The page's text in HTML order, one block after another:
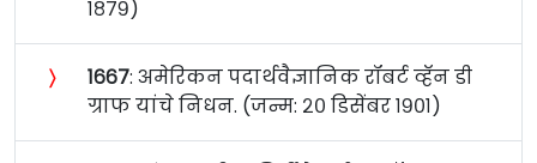
१८७९)
〉 १६६७: अमेरिकन पदार्थवैज्ञानिक रॉबर्ट व्हॅन डी
ग्राफ यांचे निधन. (जन्म: २० डिसेंबर १९०१)